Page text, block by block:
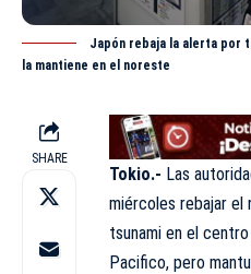
Japón rebaja la alerta por
la mantiene en el noreste
SHARE
Tokio.- Las
miércoles rebajar el
tsunami en el
Pacifico, pero